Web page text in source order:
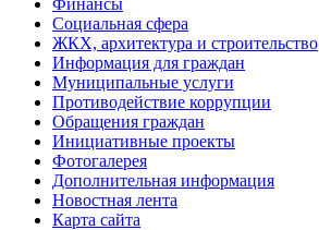
Финансы
Социальная сфера
ЖКХ, архитектура и строительство
Информация для граждан
Муниципальные услуги
Противодействие коррупции
Обращения граждан
Инициативные проекты
Фотогалерея
Дополнительная информация
Новостная лента
Карта сайта